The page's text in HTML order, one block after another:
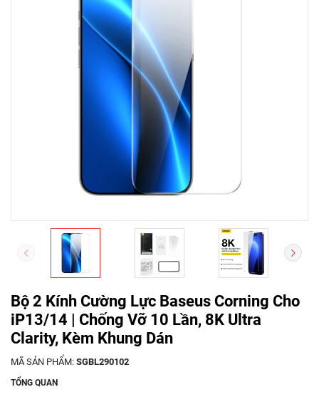
Bộ 2 Kính Cường Lực Baseus Corning Cho
iP13/14 | Chống Vỡ 10 Lần, 8K Ultra
Clarity, Kèm Khung Dán
MÃ SẢN PHẨM: SGBL290102
TỔNG QUAN